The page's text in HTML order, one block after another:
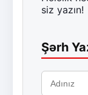
siz yazın!
Şərh